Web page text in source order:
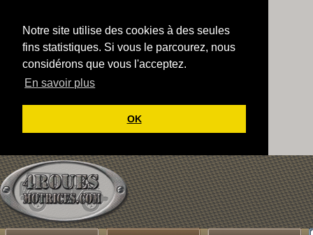
Notre site utilise des cookies à des seules
fins statistiques. Si vous le parcourez, nous
considérons que vous l'acceptez.
En savoir plus
OK